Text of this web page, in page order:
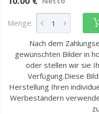
Menge:
Nach dem
gewünschten Bilder in
oder stellen wir sie
Verfügung.Diese
Herstellung Ihren
Werbeständern